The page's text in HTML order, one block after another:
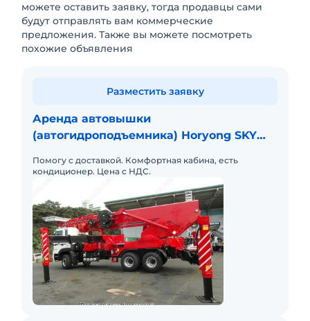
можете оставить заявку, тогда продавцы сами
будут отправлять вам коммерческие
предложения. Также вы можете посмотреть
похожие объявления
Аренда автовышки
(автогидроподъемника) Horyong SKY
Помогу с доставкой. Комфортная кабина, есть
кондиционер. Цена с НДС.
Разместить заявку